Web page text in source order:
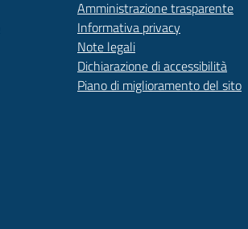
Amministrazione trasparente
Informativa privacy
Note legali
Dichiarazione di accessibilità
Piano di miglioramento del sito